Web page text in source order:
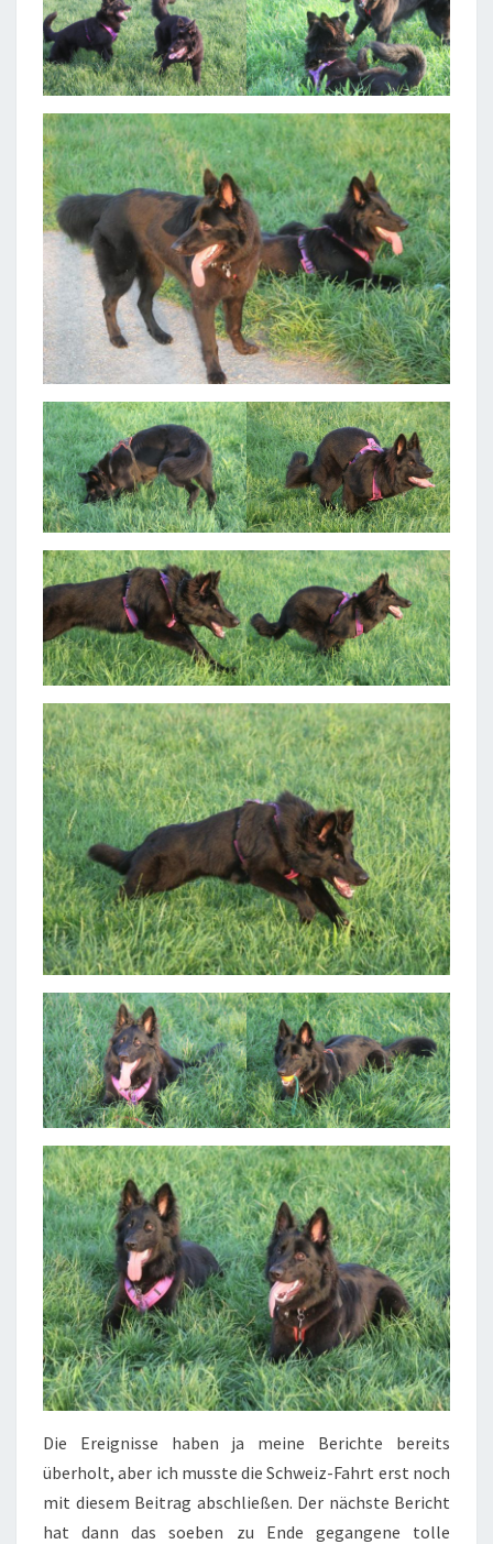
Die Ereignisse haben ja meine Berichte bereits
überholt, aber ich musste die Schweiz-Fahrt erst noch
mit diesem Beitrag abschließen. Der nächste Bericht
hat dann das soeben zu Ende gegangene tolle